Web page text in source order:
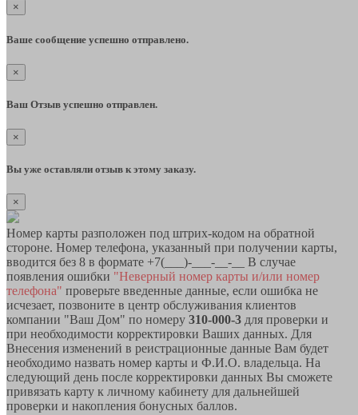
×
Ваше сообщение успешно отправлено.
×
Ваш Отзыв успешно отправлен.
×
Вы уже оставляли отзыв к этому заказу.
×
Номер карты разположен под штрих-кодом на обратной
стороне. Номер телефона, указанный при получении карты,
вводится без 8 в формате +7(___)-___-__-__ В случае
появления ошибки "Неверный номер карты и/или номер
телефона" проверьте введенные данные, если ошибка не
исчезает, позвоните в центр обслуживания клиентов
компании "Ваш Дом" по номеру 310-000-3 для проверки и
при необходимости корректировки Ваших данных. Для
Внесения изменений в реистрационные данные Вам будет
необходимо назвать номер карты и Ф.И.О. владельца. На
следующий день после корректировки данных Вы сможете
привязать карту к личному кабинету для дальнейшей
проверки и накопления бонусных баллов.